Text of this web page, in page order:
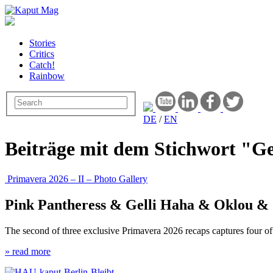
Stories
Critics
Catch!
Rainbow
DE /EN
Beiträge mit dem Stichwort
Primavera 2026 – II – Photo Gallery
Pink Pantheress & Gelli Haha & Oklou &
The second of three exclusive Primavera 2026 recaps captures four
» read more